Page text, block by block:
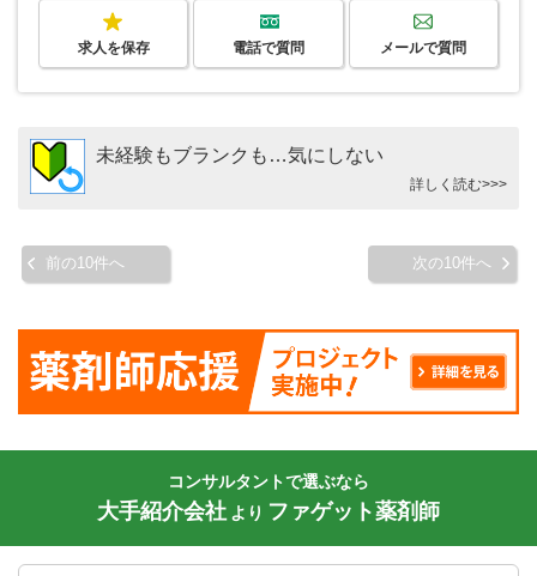
求人を保存 電話で質問 メールで質問
未経験もブランクも…気にしない
詳しく読む>>>
前の10件へ 次の10件へ
コンサルタントで選ぶなら
大手紹介会社 より ファゲット薬剤師